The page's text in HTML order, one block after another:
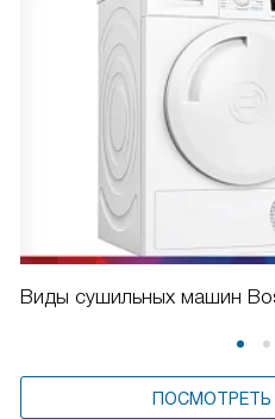
Виды сушильных машин
ПОСМОТРЕТЬ